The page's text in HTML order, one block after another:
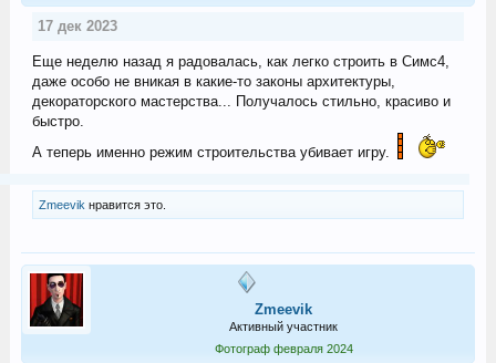
17 дек 2023
Еще неделю назад я радовалась, как легко строить в Симс4,
даже особо не вникая в какие-то законы архитектуры,
декораторского мастерства... Получалось стильно, красиво и
быстро.
А теперь именно режим строительства убивает игру.
Zmeevik нравится это.
Zmeevik
Активный участник
Фотограф февраля 2024